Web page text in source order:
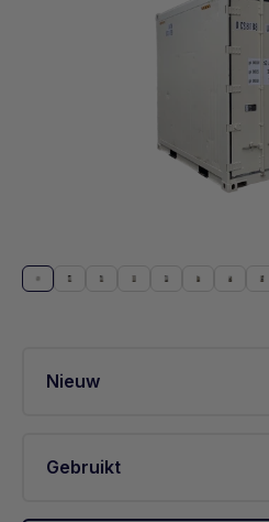
Nieuw
Gebruikt